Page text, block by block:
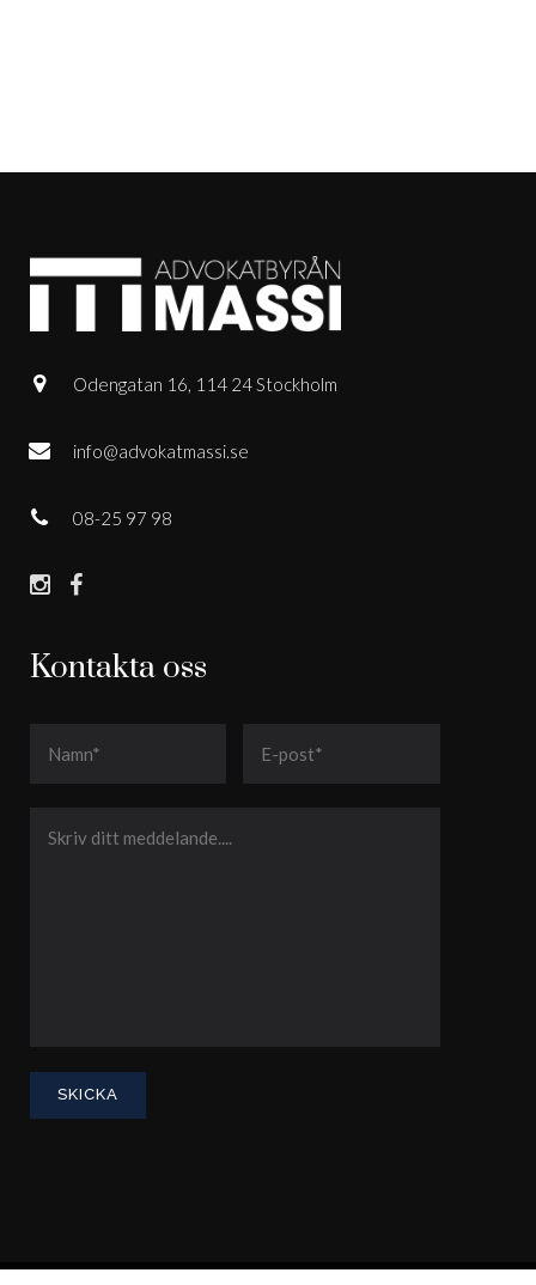
Kontakta oss
Odengatan 16, 114 24 Stockholm
info@advokatmassi.se
08-25 97 98